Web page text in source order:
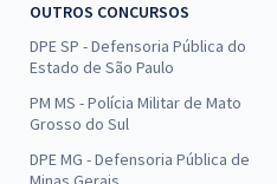
OUTROS CONCURSOS
DPE SP - Defensoria Pública do
Estado de São Paulo
PM MS - Polícia Militar de Mato
Grosso do Sul
DPE MG - Defensoria Pública de